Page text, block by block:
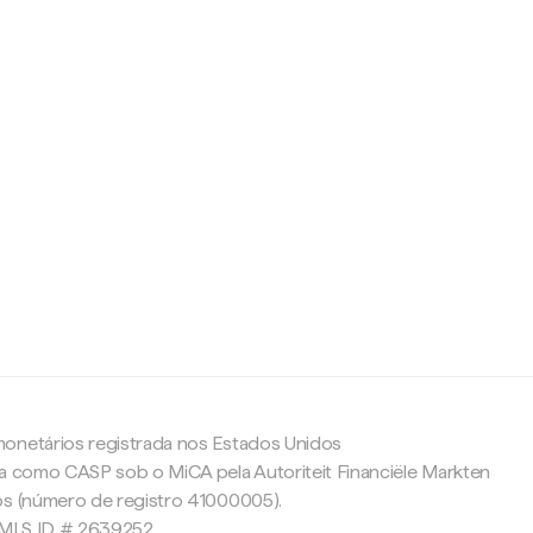
registrada nos Estados Unidos
como CASP sob o MiCA pela Autoriteit Financiële Markten
(número de registro 41000005).